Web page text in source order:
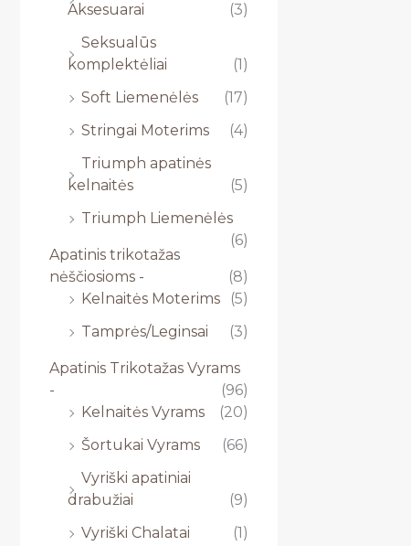
Aksesuarai
(3)
Seksualūs
komplektėliai
(1)
Soft Liemenėlės
(17)
Stringai Moterims
(4)
Triumph apatinės
kelnaitės
(5)
Triumph Liemenėlės
(6)
Apatinis trikotažas
nėščiosioms -
(8)
Kelnaitės Moterims
(5)
Tamprės/Leginsai
(3)
Apatinis Trikotažas Vyrams
-
(96)
Kelnaitės Vyrams
(20)
Šortukai Vyrams
(66)
Vyriški apatiniai
drabužiai
(9)
Vyriški Chalatai
(1)